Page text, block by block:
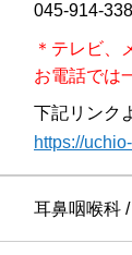
045-914-
＊テレビ、
お電話では
下記リンク
https://
耳鼻咽喉科